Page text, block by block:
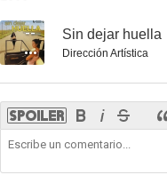
-- Sin dejar huella
Dirección Artística